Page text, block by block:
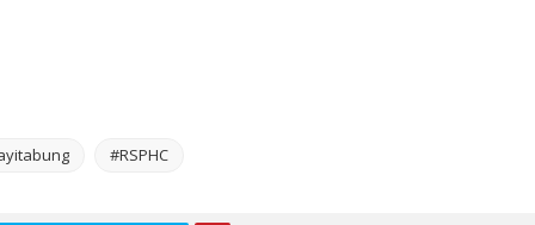
#RSPHC